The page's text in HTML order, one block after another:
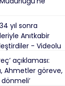
yıl sonra
Anıtkabir
- Videolu
açıklaması:
Ahmetler göreve,